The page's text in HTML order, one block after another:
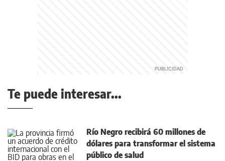
Te puede interesar...
Río Negro recibirá 60 millones de
dólares para transformar el sistema
público de salud